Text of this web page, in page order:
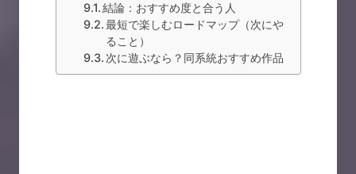
結論：おすすめ度と合う人
最短で楽しむロードマップ（次にや
ること）
次に遊ぶなら？同系統おすすめ作品